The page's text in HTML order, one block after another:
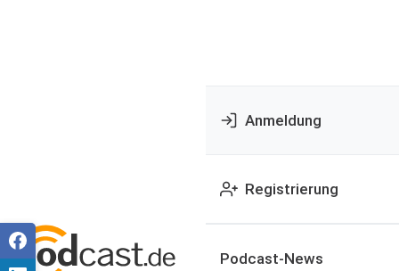
Anmeldung
Registrierung
Podcast-News